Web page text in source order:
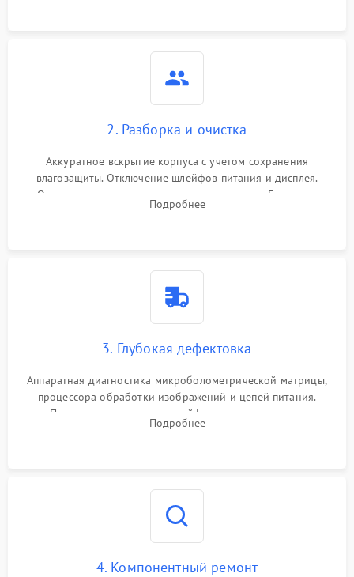
2. Разборка и очистка
Аккуратное вскрытие корпуса с учетом сохранения
влагозащиты. Отключение шлейфов питания и дисплея.
Очистка внутренних плат от окислов и пыли. Бережная
обработка германиевого объектива специализированными
Подробнее
3. Глубокая дефектовка
Аппаратная диагностика микроболометрической матрицы,
процессора обработки изображений и цепей питания.
Проверка целостности шлейфов, модуля памяти и
интерфейсов связи. Выявление сгоревших SMD-компонентов
Подробнее
4. Компонентный ремонт